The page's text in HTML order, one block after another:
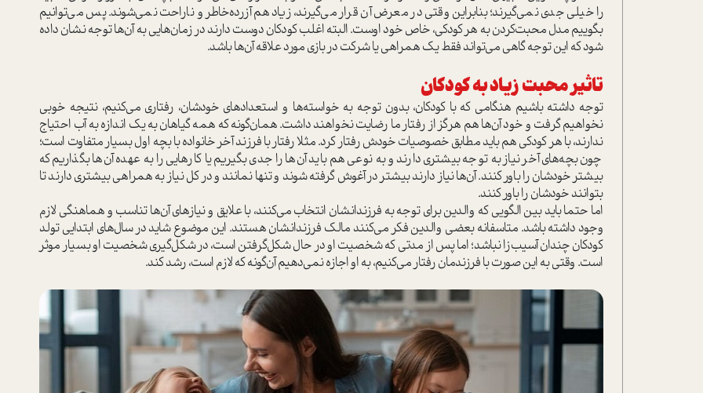
را خیلی جدي نمي‌گيرند؛ بنابراين وقتي در معرض آن قرار مي‌گيرند، زياد هم آزرده‌خاطر و ناراحت نمي‌شوند. پس مي‌توانيم
بگوييم مدل محبت‌كردن به هر كودكي، خاص خود اوست. البته اغلب کودكان دوست دارند در زمان‌هايی به آن‌ها توجه نشان داده
شود كه اين توجه گاهي مي‌تواند فقط يك همراهي يا شركت در بازي مورد علاقه آن‌ها باشد.
تاثير محبت زياد به كودكان
توجه داشته باشيم هنگامي كه با كودكان، بدون توجه به خواسته‌ها و استعدادهاي خودشان، رفتاری مي‌كنيم، نتيجه خوبي
نخواهيم گرفت و خود آن‌ها هم هرگز از رفتار ما رضايت نخواهند داشت. همان‌گونه كه همه گياهان به يك اندازه به آب احتياج
ندارند، با هر كودكي هم بايد مطابق خصوصيات خودش رفتار كرد. مثلا رفتار با فرزند آخر خانواده با بچه اول بسيار متفاوت است؛
چون بچه‌هاي آخر نياز به توجه بيشتري دارند و به نوعي هم بايد آن‌ها را جدي بگيريم يا كارهايي را به عهده آن‌ها بگذاريم که
بيشتر خودشان را باور كنند. آن‌ها نياز دارند بيشتر در آغوش گرفته شوند و تنها نمانند و در كل نياز به همراهي بيشتري دارند تا
بتوانند خودشان را باور كنند.
اما حتما بايد بين الگويي كه والدين براي توجه به فرزندانشان انتخاب مي‌كنند، با علايق و نيازهاي آن‌ها تناسب و هماهنگي لازم
وجود داشته باشد. متاسفانه بعضي والدين فكر مي‌كنند مالك فرزندانشان هستند. اين موضوع شايد در سال‌هاي ابتدايي تولد
كودكان چندان آسيب‌زا نباشد؛ اما پس از مدتي كه شخصيت او در حال شكل‌گرفتن است، در شكل‌گيري شخصيت او بسيار موثر
است. وقتي به اين صورت با فرزند‌مان رفتار مي‌كنيم، به او اجازه نمي‌دهيم آن‌گونه كه لازم است، رشد كند.